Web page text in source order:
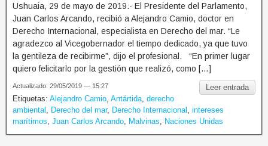
Ushuaia, 29 de mayo de 2019.- El Presidente del Parlamento,
Juan Carlos Arcando, recibió a Alejandro Camio, doctor en
Derecho Internacional, especialista en Derecho del mar. “Le
agradezco al Vicegobernador el tiempo dedicado, ya que tuvo
la gentileza de recibirme”, dijo el profesional. “En primer lugar
quiero felicitarlo por la gestión que realizó, como […]
Leer entrada
Actualizado: 29/05/2019 — 15:27
Etiquetas: Alejandro Camio Antártida derecho
ambiental
Derecho del mar, Derecho Internacional
intereses
marítimos Juan Carlos Arcando Malvinas Naciones Unidas